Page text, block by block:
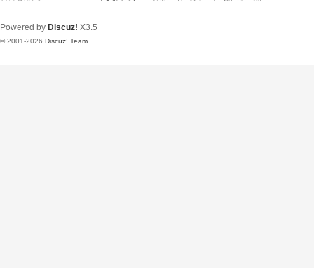
Powered by Discuz! X3.5
© 2001-2026 Discuz! Team